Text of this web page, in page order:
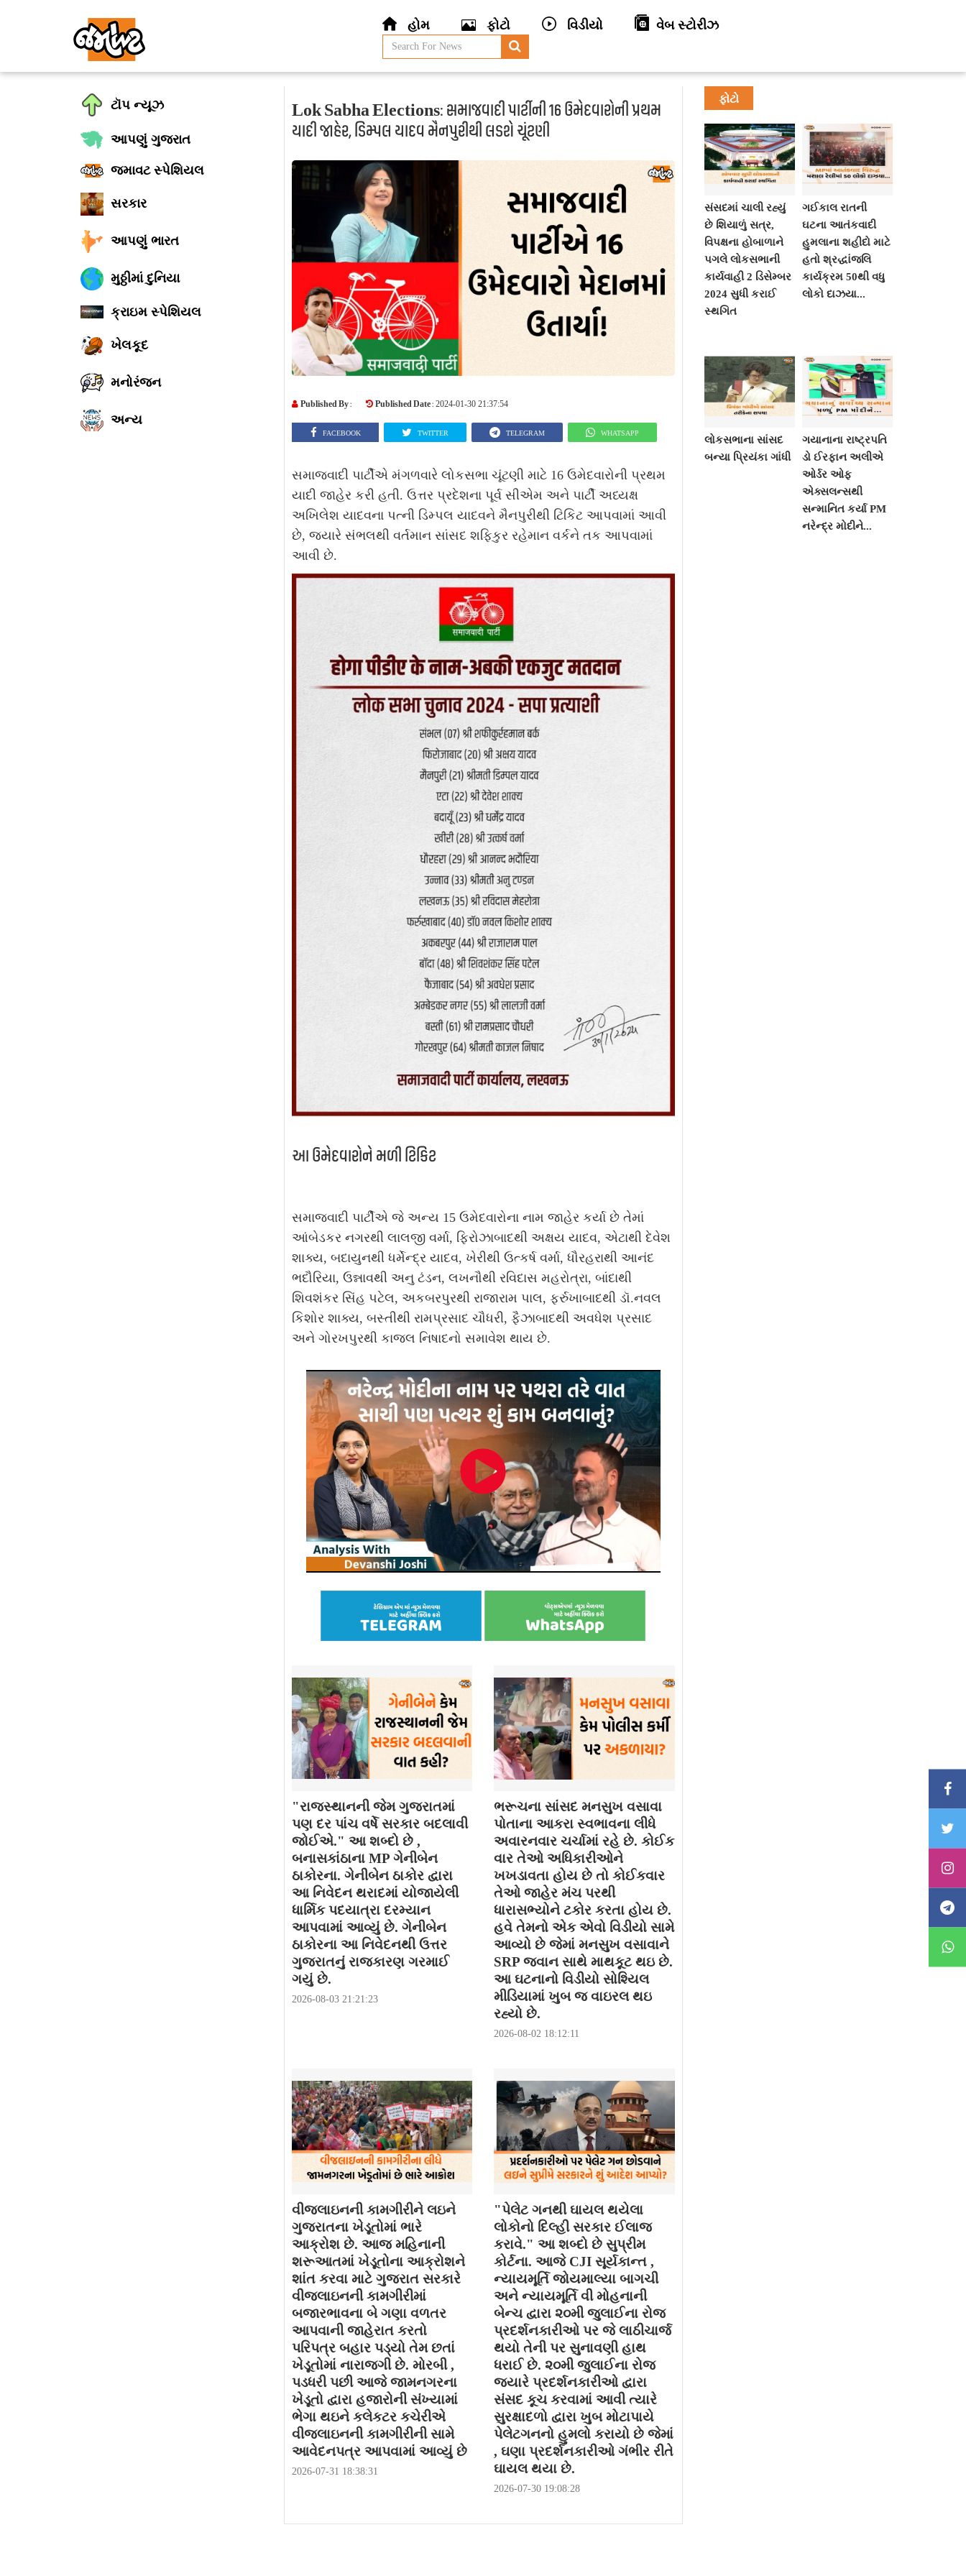
હોમ ફોટો વિડીયો વેબ સ્ટોરીઝ
ટૉપ ન્યૂઝ
આપણું ગુજરાત
જમાવટ સ્પેશિયલ
સરકાર
આપણું ભારત
મુઠ્ઠીમાં દુનિયા
ક્રાઇમ સ્પેશિયલ
ખેલકૂદ
મનોરંજન
અન્ય
Lok Sabha Elections: સમાજવાદી પાર્ટીની 16 ઉમેદવારોની પ્રથમ
યાદી જાહેર, ડિમ્પલ યાદવ મૈનપુરીથી લડશે ચૂંટણી
Published By : Published Date : 2024-01-30 21:37:54
FACEBOOK TWITTER TELEGRAM WHATSAPP
સમાજવાદી પાર્ટીએ મંગળવારે લોકસભા ચૂંટણી માટે 16 ઉમેદવારોની પ્રથમ
યાદી જાહેર કરી હતી. ઉત્તર પ્રદેશના પૂર્વ સીએમ અને પાર્ટી અધ્યક્ષ
અખિલેશ યાદવના પત્ની ડિમ્પલ યાદવને મૈનપુરીથી ટિકિટ આપવામાં આવી
છે, જ્યારે સંભલથી વર્તમાન સાંસદ શફિકુર રહેમાન વર્કને તક આપવામાં
આવી છે.
આ ઉમેદવારોને મળી ટિકિટ
સમાજવાદી પાર્ટીએ જે અન્ય 15 ઉમેદવારોના નામ જાહેર કર્યા છે તેમાં
આંબેડકર નગરથી લાલજી વર્મા, ફિરોઝાબાદથી અક્ષય યાદવ, એટાથી દેવેશ
શાક્ય, બદાયુનથી ધર્મેન્દ્ર યાદવ, ખેરીથી ઉત્કર્ષ વર્મા, ધૌરહરાથી આનંદ
ભદૌરિયા, ઉન્નાવથી અનુ ટંડન, લખનૌથી રવિદાસ મહરોત્રા, બાંદાથી
શિવશંકર સિંહ પટેલ, અકબરપુરથી રાજારામ પાલ, ફર્રુખાબાદથી ડૉ.નવલ
કિશોર શાક્ય, બસ્તીથી રામપ્રસાદ ચૌધરી, ફૈઝાબાદથી અવધેશ પ્રસાદ
અને ગોરખપુરથી કાજલ નિષાદનો સમાવેશ થાય છે.
"રાજસ્થાનની જેમ ગુજરાતમાં
પણ દર પાંચ વર્ષે સરકાર બદલાવી
જોઈએ." આ શબ્દો છે ,
બનાસકાંઠાના MP ગેનીબેન
ઠાકોરના. ગેનીબેન ઠાકોર દ્વારા
આ નિવેદન થરાદમાં યોજાયેલી
ધાર્મિક પદયાત્રા દરમ્યાન
આપવામાં આવ્યું છે. ગેનીબેન
ઠાકોરના આ નિવેદનથી ઉત્તર
ગુજરાતનું રાજકારણ ગરમાઈ
ગયું છે.
2026-08-03 21:21:23
ભરૂચના સાંસદ મનસુખ વસાવા
પોતાના આકરા સ્વભાવના લીધે
અવારનવાર ચર્ચામાં રહે છે. કોઈક
વાર તેઓ અધિકારીઓને
ખખડાવતા હોય છે તો કોઈકવાર
તેઓ જાહેર મંચ પરથી
ધારાસભ્યોને ટકોર કરતા હોય છે.
હવે તેમનો એક એવો વિડીયો સામે
આવ્યો છે જેમાં મનસુખ વસાવાને
SRP જવાન સાથે માથકૂટ થઇ છે.
આ ઘટનાનો વિડીયો સોશ્યિલ
મીડિયામાં ખુબ જ વાઇરલ થઇ
રહ્યો છે.
2026-08-02 18:12:11
વીજલાઇનની કામગીરીને લઇને
ગુજરાતના ખેડૂતોમાં ભારે
આક્રોશ છે. આજ મહિનાની
શરૂઆતમાં ખેડૂતોના આક્રોશને
શાંત કરવા માટે ગુજરાત સરકારે
વીજલાઇનની કામગીરીમાં
બજારભાવના બે ગણા વળતર
આપવાની જાહેરાત કરતો
પરિપત્ર બહાર પડ્યો તેમ છતાં
ખેડૂતોમાં નારાજગી છે. મોરબી ,
પડધરી પછી આજે જામનગરના
ખેડૂતો દ્વારા હજારોની સંખ્યામાં
ભેગા થઇને કલેકટર કચેરીએ
વીજલાઇનની કામગીરીની સામે
આવેદનપત્ર આપવામાં આવ્યું છે
2026-07-31 18:38:31
"પેલેટ ગનથી ઘાયલ થયેલા
લોકોનો દિલ્હી સરકાર ઈલાજ
કરાવે." આ શબ્દો છે સુપ્રીમ
કોર્ટના. આજે CJI સૂર્યકાન્ત ,
ન્યાયમૂર્તિ જોયમાલ્યા બાગચી
અને ન્યાયમૂર્તિ વી મોહનાની
બેન્ચ દ્વારા ૨૦મી જુલાઈના રોજ
પ્રદર્શનકારીઓ પર જે લાઠીચાર્જ
થયો તેની પર સુનાવણી હાથ
ધરાઈ છે. ૨૦મી જુલાઈના રોજ
જયારે પ્રદર્શનકારીઓ દ્વારા
સંસદ કૂચ કરવામાં આવી ત્યારે
સુરક્ષાદળો દ્વારા ખુબ મોટાપાયે
પેલેટગનનો હુમલો કરાયો છે જેમાં
, ઘણા પ્રદર્શનકારીઓ ગંભીર રીતે
ઘાયલ થયા છે.
2026-07-30 19:08:28
ફોટો
સંસદમાં ચાલી રહ્યું
છે શિયાળું સત્ર,
વિપક્ષના હોબાળાને
પગલે લોકસભાની
કાર્યવાહી 2 ડિસેમ્બર
2024 સુધી કરાઈ
સ્થગિત
ગઈકાલ રાતની
ઘટના આતંકવાદી
હુમલાના શહીદો માટે
હતો શ્રદ્ધાંજલિ
કાર્યક્રમ 50થી વધુ
લોકો દાઝયા...
લોકસભાના સાંસદ
બન્યા પ્રિયંકા ગાંધી
ગયાનાના રાષ્ટ્રપતિ
ડો ઈરફાન અલીએ
ઓર્ડર ઓફ
એક્સલન્સથી
સન્માનિત કર્યા PM
નરેન્દ્ર મોદીને...